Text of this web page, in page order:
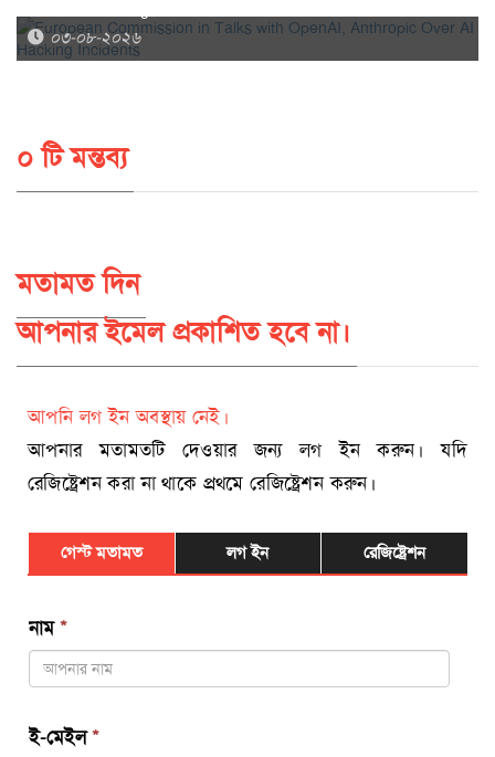
০৩-০৮-২০২৬
০ টি মন্তব্য
মতামত দিন
আপনার ইমেল প্রকাশিত হবে না।
আপনি লগ ইন অবস্থায় নেই।
আপনার মতামতটি দেওয়ার জন্য লগ ইন করুন। যদি
রেজিষ্ট্রেশন করা না থাকে প্রথমে রেজিষ্ট্রেশন করুন।
গেস্ট মতামত লগ ইন রেজিষ্ট্রেশন
নাম*
ই-মেইল*